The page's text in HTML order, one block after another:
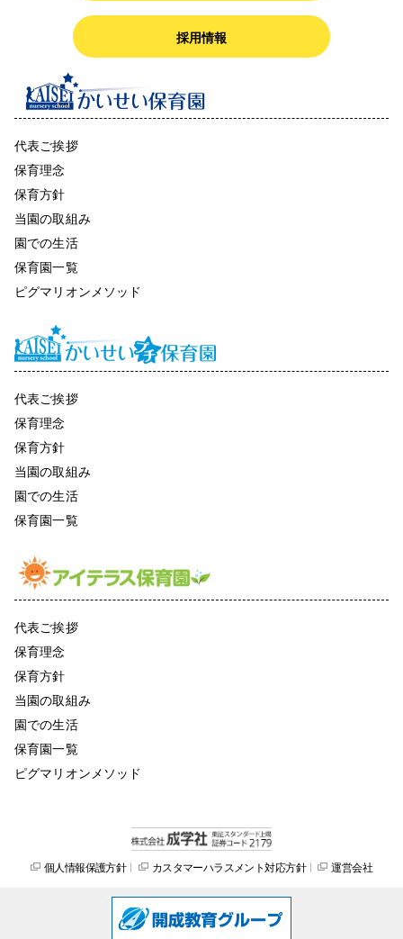
採用情報
代表ご挨拶
保育理念
保育方針
当園の取組み
園での生活
保育園一覧
ピグマリオンメソッド
代表ご挨拶
保育理念
保育方針
当園の取組み
園での生活
保育園一覧
代表ご挨拶
保育理念
保育方針
当園の取組み
園での生活
保育園一覧
ピグマリオンメソッド
個人情報保護方針 カスタマーハラスメント対応方針 運営会社